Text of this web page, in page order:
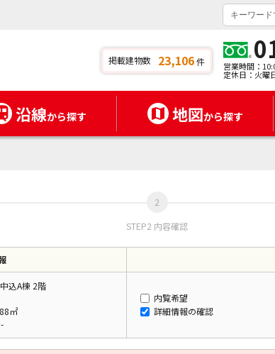
掲載建物数 23,106件 営業時間：
定休日：火曜
沿線から探す 地図から探す
STEP2 内容確認
込A棟 2階
㎡
内覧希望
詳細情報の確認